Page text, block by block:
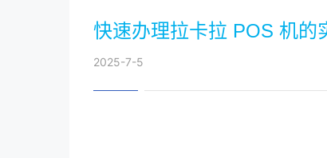
快速办理拉卡拉 POS 机的
2025-7-5